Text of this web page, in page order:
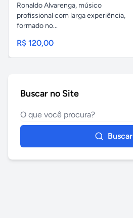
Ronaldo Alvarenga, músico
profissional com larga experiência,
formado no...
R$ 120,00
Buscar no Site
Buscar